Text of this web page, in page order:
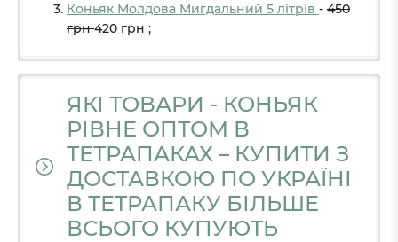
Коньяк Молдова Мигдальний 5 літрів - 450
грн420 грн ;
ЯКІ ТОВАРИ - КОНЬЯК
РІВНЕ ОПТОМ В
ТЕТРАПАКАХ – КУПИТИ З
ДОСТАВКОЮ ПО УКРАЇНІ
В ТЕТРАПАКУ БІЛЬШЕ
ВСЬОГО КУПУЮТЬ